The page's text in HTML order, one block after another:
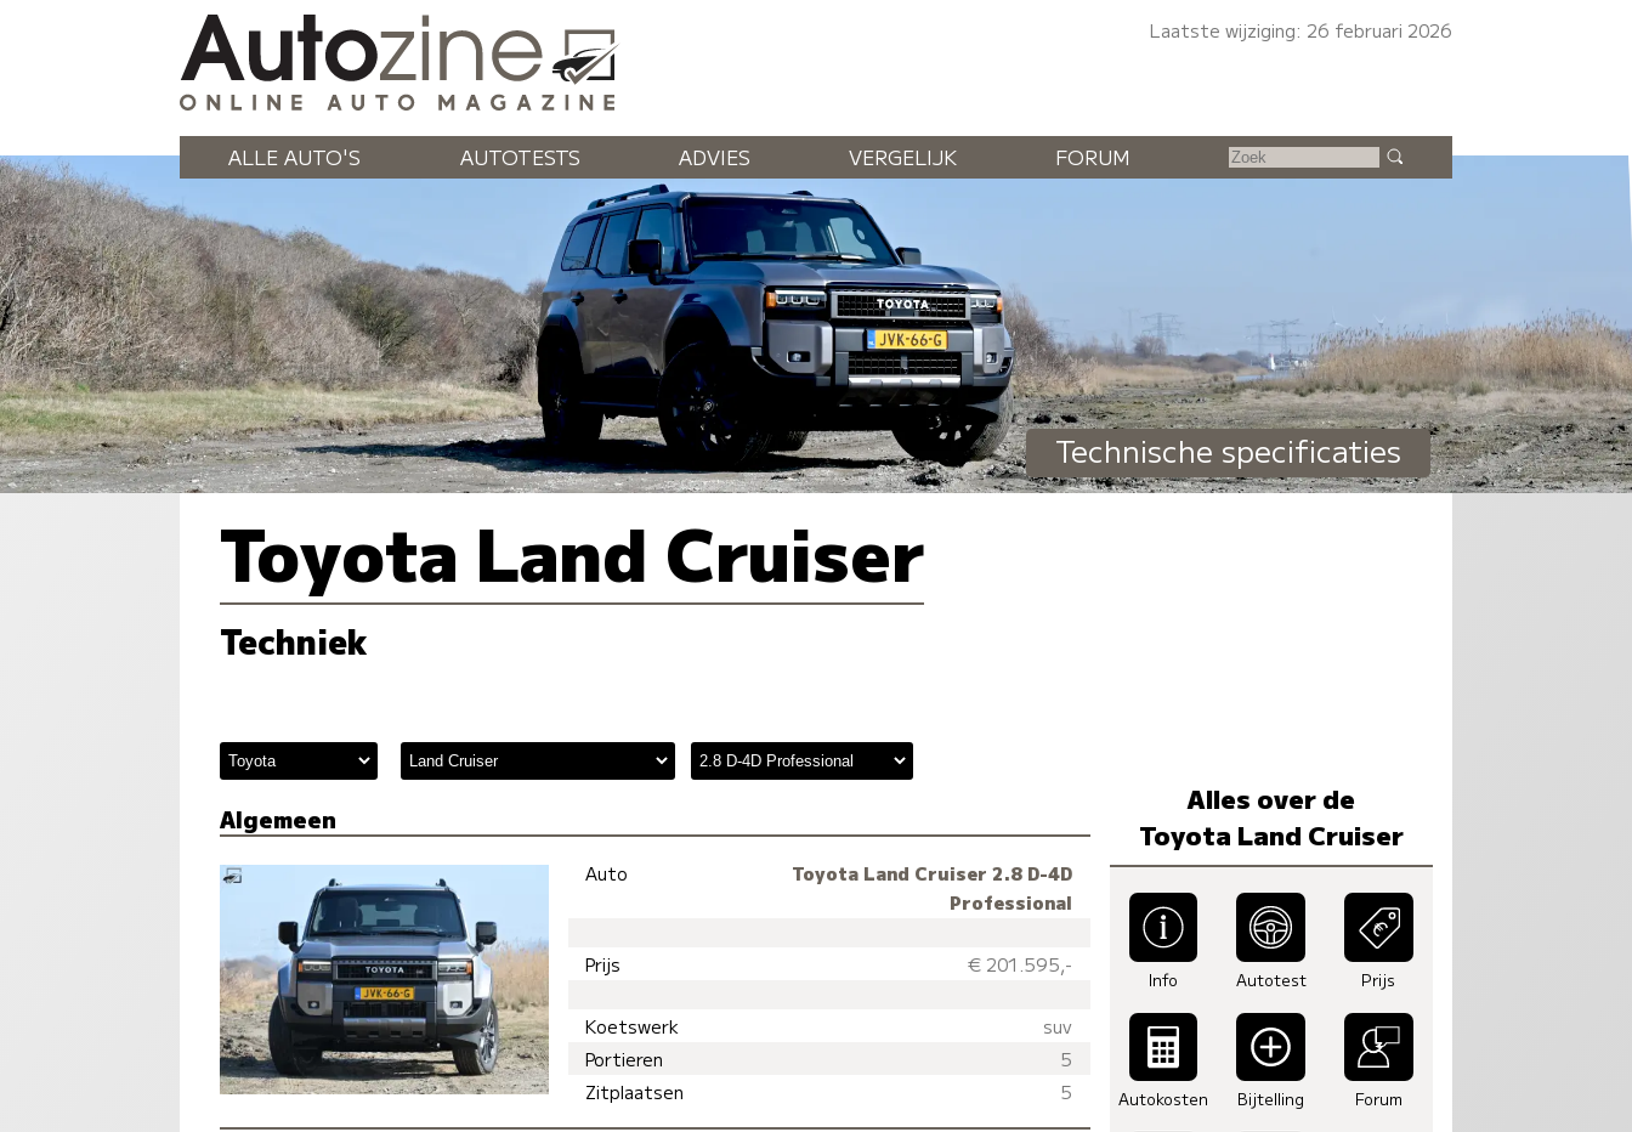
Laatste wijziging: 26 februari 2026
ALLE AUTO'S AUTOTESTS ADVIES VERGELIJK FORUM
Technische specificaties
Toyota Land Cruiser
Techniek
Algemeen
Auto
Toyota Land Cruiser 2.8 D-4D
Professional
Prijs € 201.595,-
Koetswerk
suv
Portieren
5
Zitplaatsen
5
Alles over de
Toyota Land Cruiser
Info Autotest Prijs
Autokosten Bijtelling Forum